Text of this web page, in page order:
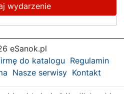
wydarzenie
eSanok.pl
do katalogu Regulamin
Nasze serwisy Kontakt